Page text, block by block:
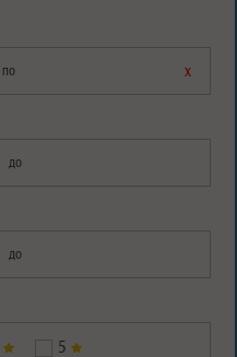
по х
до
до
5